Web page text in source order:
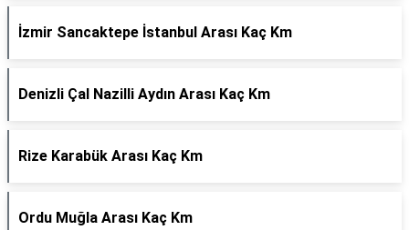
İzmir Sancaktepe İstanbul Arası Kaç Km
Denizli Çal Nazilli Aydın Arası Kaç Km
Rize Karabük Arası Kaç Km
Ordu Muğla Arası Kaç Km